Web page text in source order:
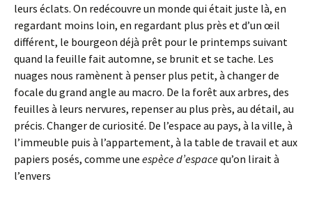
leurs éclats. On redécouvre un monde qui était juste là, en
regardant moins loin, en regardant plus près et d’un œil
différent, le bourgeon déjà prêt pour le printemps suivant
quand la feuille fait automne, se brunit et se tache. Les
nuages nous ramènent à penser plus petit, à changer de
focale du grand angle au macro. De la forêt aux arbres, des
feuilles à leurs nervures, repenser au plus près, au détail, au
précis. Changer de curiosité. De l’espace au pays, à la ville, à
l’immeuble puis à l’appartement, à la table de travail et aux
papiers posés, comme une espèce d’espacequ’on lirait à
l’envers